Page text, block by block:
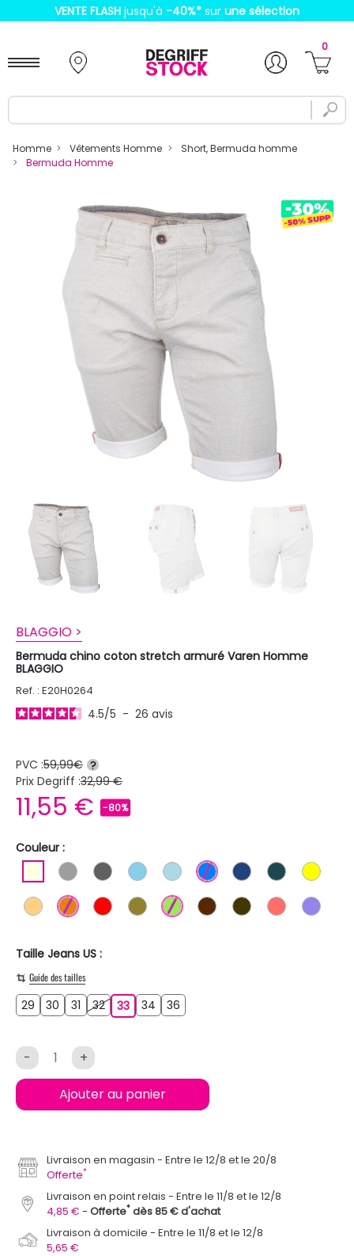
VENTE FLASH jusqu'à -40%* sur une sélection
0
Homme Vêtements Homme
Short, Bermuda homme
Bermuda Homme
BLAGGIO >
Bermuda chino coton stretch armuré Varen Homme
BLAGGIO
Ref. : E20H0264
4.5/5 - 26 avis
PVC :59,99€ ?
Prix Degriff :32,99 €
11,55 € -80%
Couleur :
BLANC ECRU
GRIS GRIS FONCE
BLEU CIELBLEU CLAIR
BLEU BLEU FONCE
BLEU
ORANGE CLAIR
ORANGEROUGEKAKI VERT CLAIRMARRONMARRON FONCE
SAUMONBLEU
Taille Jeans US :
Guide des tailles
29 2930 3031 3232 3333 34 3436
- +
Ajouter au panier
Livraison en magasin
Entre le 12/8 et le 20/8
Offerte*
Livraison en point relais
Entre le 11/8 et le 12/8
4,85 €
Offerte* dès 85 € d'achat
Livraison à domicile
Entre le 11/8 et le 12/8
5,65 €